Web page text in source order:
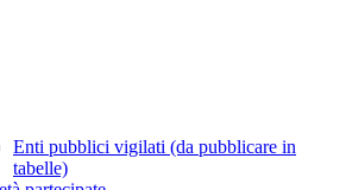
Enti pubblici vigilati (da pubblicare in
tabelle)